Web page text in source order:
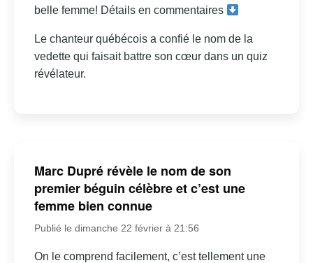
belle femme! Détails en commentaires
Le chanteur québécois a confié le nom de la
vedette qui faisait battre son cœur dans un quiz
révélateur.
Marc Dupré révèle le nom de son
premier béguin célèbre et c’est une
femme bien connue
Publié le dimanche 22 février à 21:56
On le comprend facilement, c’est tellement une